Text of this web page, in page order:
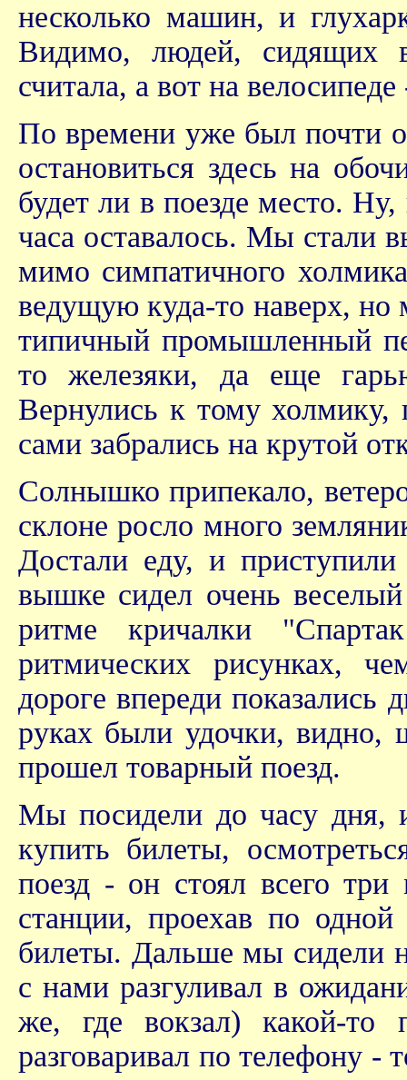
несколько машин, и
Видимо, людей, сидящих
считала, а вот на
По времени уже был почти
остановиться здесь на
будет ли в поезде место.
часа оставалось. Мы стали
мимо симпатичного
ведущую куда-то наверх, но
типичный промышленный
то железяки, да еще
Вернулись к тому
сами забрались на крутой
Солнышко припекало,
склоне росло много
Достали еду, и
вышке сидел очень
ритме кричалки
ритмических рисунках,
дороге впереди
руках были удочки, видно,
прошел товарный поезд.
Мы посидели до часу дня,
купить билеты,
поезд - он стоял всего
станции, проехав по
билеты. Дальше мы сидели
с нами разгуливал в
же, где вокзал) какой-то
разговаривал по телефону -